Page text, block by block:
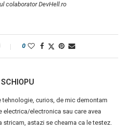
colaborator DevHell.ro
0
tehnologie, curios, de mic demontam
electrica/electronica sau care avea
stricam, astazi se cheama ca le testez.